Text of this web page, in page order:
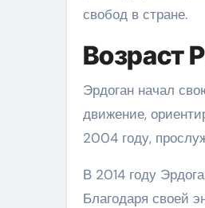
свобод в стране.
Возраст
Эрдоган начал
движение,
2004 году,
В 2014 году
Благодаря своей